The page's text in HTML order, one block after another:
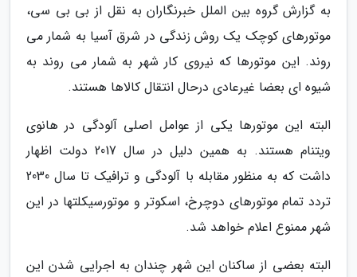
به گزارش گروه بین الملل خبرنگاران به نقل از بی بی سی،
موتورهای کوچک یک روش زندگی در شرق آسیا به شمار می
روند. این موتورها که نیروی کار شهر به شمار می روند به
شیوه ای بعضا غیرعادی درحال انتقال کالاها هستند.
البته این موتورها یکی از عوامل اصلی آلودگی در هانوی
ویتنام هستند. به همین دلیل در سال 2017 دولت اظهار
داشت که به منظور مقابله با آلودگی و ترافیک تا سال 2030
تردد تمام موتورهای دوچرخ، اسکوتر و موتورسیکلتها در این
شهر ممنوع اعلام خواهد شد.
البته بعضی از ساکنان این شهر چندان به اجرایی شدن این